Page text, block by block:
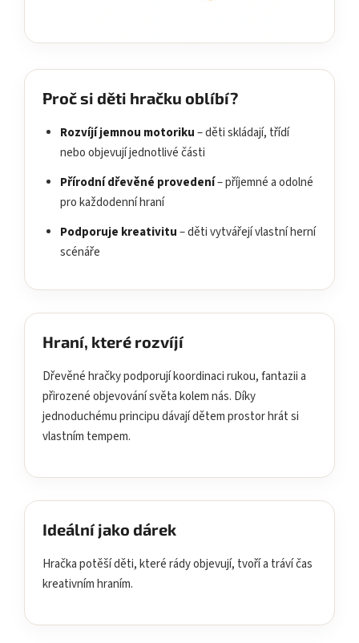
Proč si děti hračku oblíbí?
Rozvíjí jemnou motoriku– děti skládají, třídí
nebo objevují jednotlivé části
Přírodní dřevěné provedení– příjemné a odolné
pro každodenní hraní
Podporuje kreativitu– děti vytvářejí vlastní herní
scénáře
Hraní, které rozvíjí
Dřevěné hračky podporují koordinaci rukou, fantazii a
přirozené objevování světa kolem nás. Díky
jednoduchému principu dávají dětem prostor hrát si
vlastním tempem.
Ideální jako dárek
Hračka potěší děti, které rády objevují, tvoří a tráví čas
kreativním hraním.